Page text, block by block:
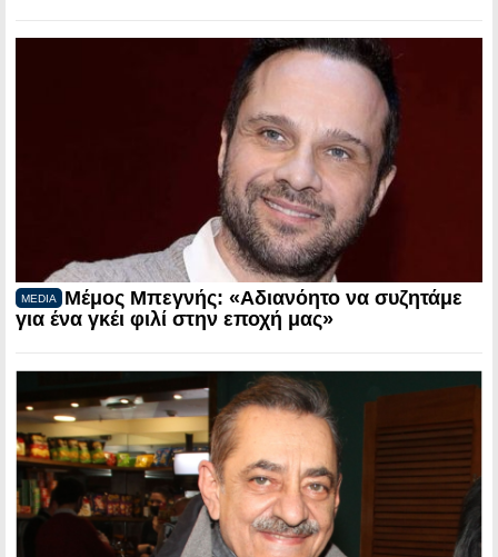
MEDIA
Μέμος Μπεγνής: «Αδιανόητο να συζητάμε
για ένα γκέι φιλί στην εποχή μας»